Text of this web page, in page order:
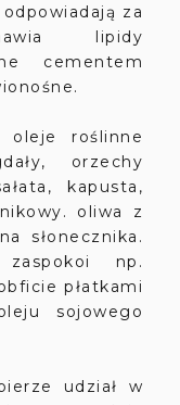
za
lipidy
cementem
oleje roślinne
orzechy
kapusta,
oliwa z
słonecznika.
zaspokoi np.
płatkami
sojowego
udział w